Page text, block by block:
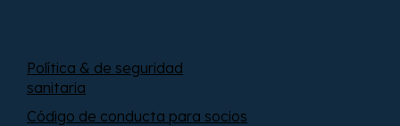
Política & de seguridad
sanitaria
Código de conducta para socios